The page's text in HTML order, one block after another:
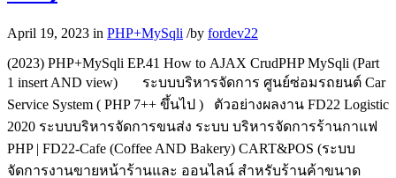
April 19, 2023 in PHP+MySqli /by fordev22
(2023) PHP+MySqli EP.41 How to AJAX CrudPHP MySqli (Part
1 insert AND view) ระบบบริหารจัดการ ศูนย์ซ่อมรถยนต์ Car
Service System ( PHP 7++ ขึ้นไป ) ตัวอย่างผลงาน FD22 Logistic
2020 ระบบบริหารจัดการขนส่ง ระบบ บริหารจัดการร้านกาแฟ
PHP | FD22-Cafe (Coffee AND Bakery) CART&POS (ระบบ
จัดการงานขายหน้าร้านและ ออนไลน์ สำหรับร้านค้าขนาด